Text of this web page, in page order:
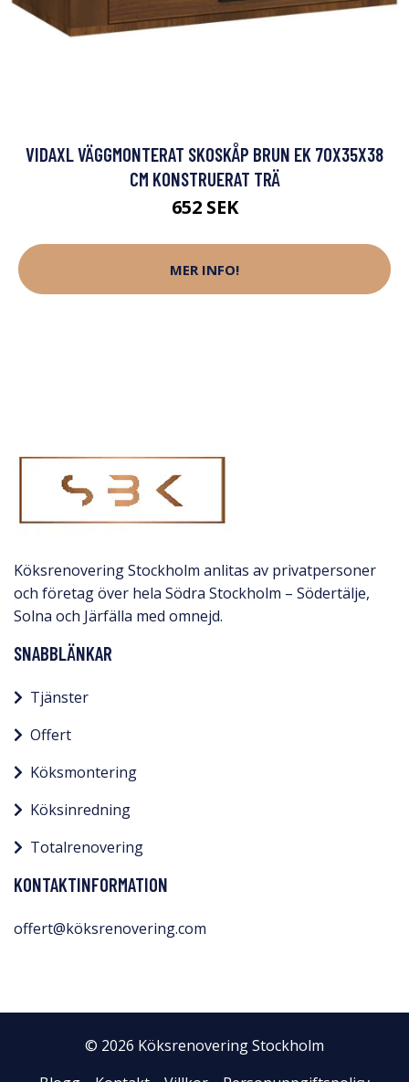
VIDAXL VÄGGMONTERAT SKOSKÅP BRUN EK 70X35X38
CM KONSTRUERAT TRÄ
652 SEK
MER INFO!
Köksrenovering Stockholm anlitas av privatpersoner
och företag över hela Södra Stockholm – Södertälje,
Solna och Järfälla med omnejd.​
SNABBLÄNKAR
Tjänster
Offert
Köksmontering
Köksinredning
Totalrenovering
KONTAKTINFORMATION
offert@köksrenovering.com
© 2026 Köksrenovering Stockholm